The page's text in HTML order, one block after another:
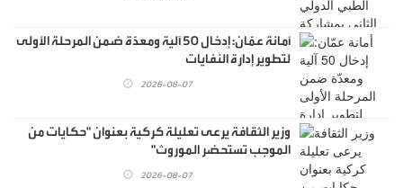
أمانة عمّان: إدخال 50 آلية ومعدّة ضمن المرحلة الأولى
لتطوير إدارة النفايات
2026-08-07
وزير الثقافة يرعى تعليلة كركية بعنوان "حكايات من
الموجب تستحضر الموروث"
2026-08-07